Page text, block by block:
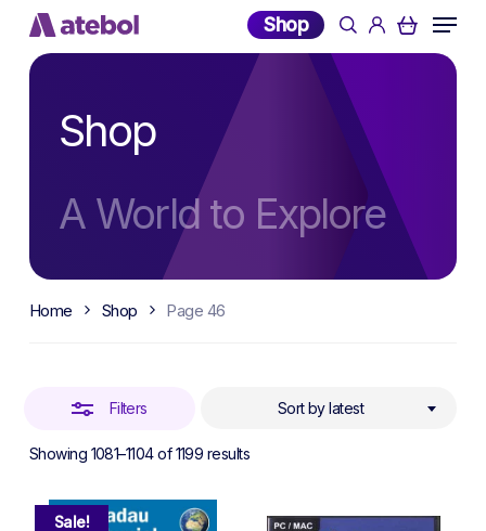
Skip
main
Shop searchaccount
Menu
Shop
A World to Explore
Home Shop Page 46
Filters
Showing 1081–1104 of 1199 resultsSorted
Sort by latest
Close
Filters
Sale!